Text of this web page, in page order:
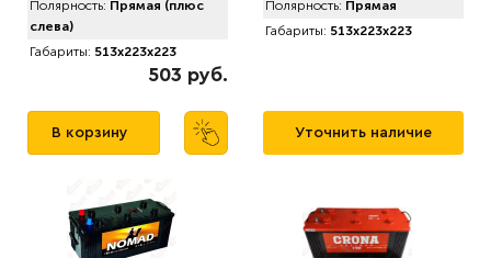
Полярность: Прямая (плюс
слева)
Габариты: 513x223x223
503 руб.
В корзину
Полярность: Прямая
Габариты: 513x223x223
Уточнить наличие